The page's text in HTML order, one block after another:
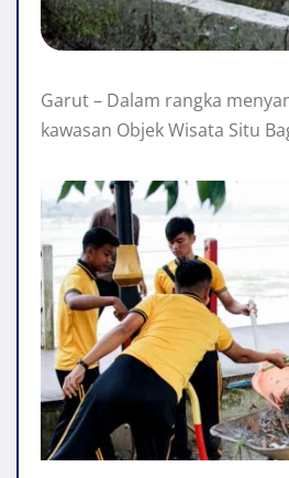
Garut – Dalam rangka
kawasan Objek Wisata Situ